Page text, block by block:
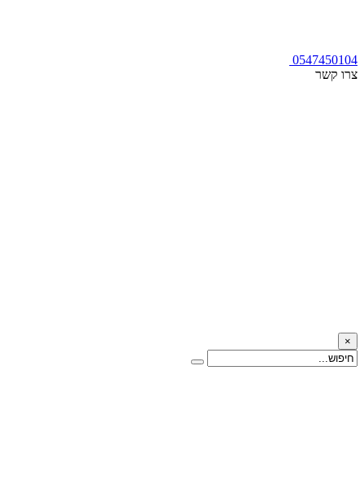
0547450104
צרו קשר
×